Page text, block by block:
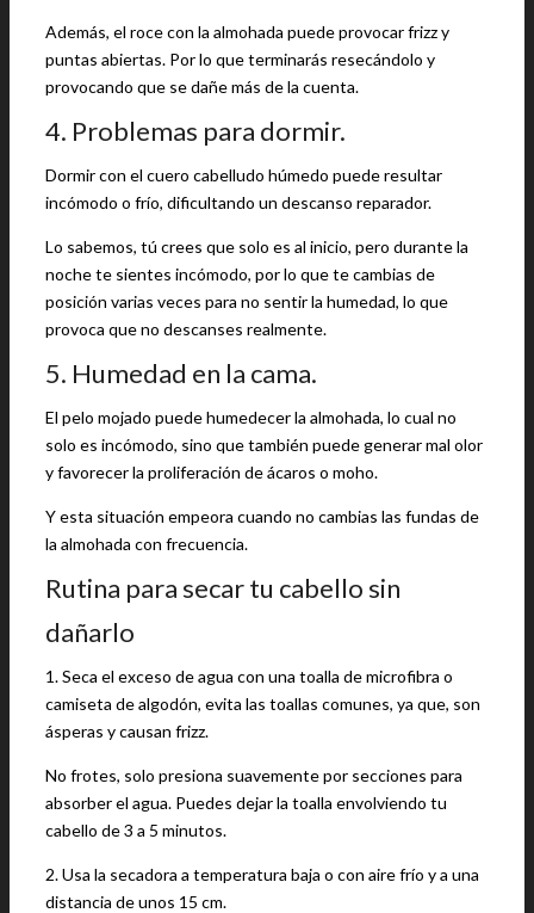
Además, el roce con la almohada puede provocar frizz y
puntas abiertas. Por lo que terminarás resecándolo y
provocando que se dañe más de la cuenta.
4. Problemas para dormir.
Dormir con el cuero cabelludo húmedo puede resultar
incómodo o frío, dificultando un descanso reparador.
Lo sabemos, tú crees que solo es al inicio, pero durante la
noche te sientes incómodo, por lo que te cambias de
posición varias veces para no sentir la humedad, lo que
provoca que no descanses realmente.
5. Humedad en la cama.
El pelo mojado puede humedecer la almohada, lo cual no
solo es incómodo, sino que también puede generar mal olor
y favorecer la proliferación de ácaros o moho.
Y esta situación empeora cuando no cambias las fundas de
la almohada con frecuencia.
Rutina para secar tu cabello sin
dañarlo
1. Seca el exceso de agua con una toalla de microfibra o
camiseta de algodón, evita las toallas comunes, ya que, son
ásperas y causan frizz.
No frotes, solo presiona suavemente por secciones para
absorber el agua. Puedes dejar la toalla envolviendo tu
cabello de 3 a 5 minutos.
2. Usa la secadora a temperatura baja o con aire frío y a una
distancia de unos 15 cm.